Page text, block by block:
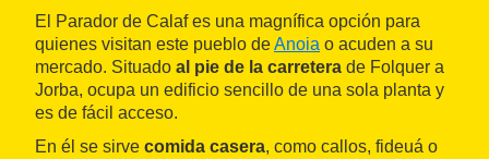
El Parador de Calaf es una magnífica opción para
quienes visitan este pueblo deAnoia o acuden a su
mercado. Situado al pie de la carretera de Folquer a
Jorba, ocupa un edificio sencillo de una sola planta y
es de fácil acceso.
En él se sirve comida casera, como callos, fideuá o